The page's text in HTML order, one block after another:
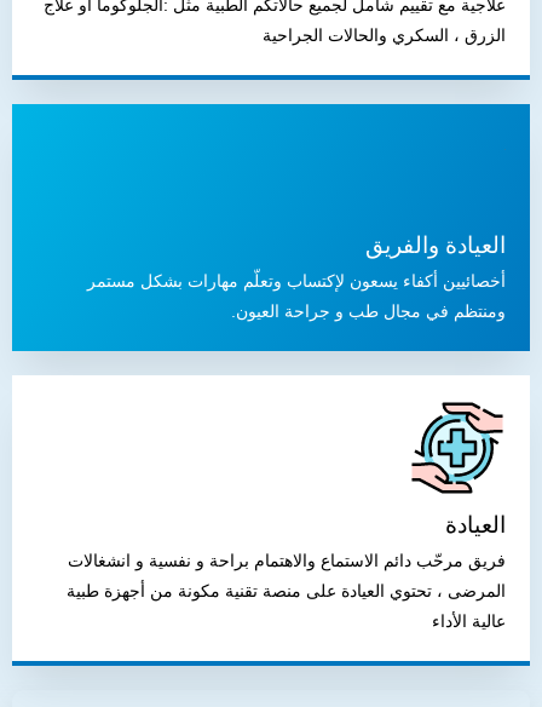
علاجية مع تقييم شامل لجميع حالاتكم الطبية مثل :الجلوكوما أو علاج
الزرق ، السكري والحالات الجراحية
العيادة والفريق
أخصائيين أكفاء يسعون لإكتساب وتعلّم مهارات بشكل مستمر
ومنتظم في مجال طب و جراحة العيون.
العيادة
فريق مرحّب دائم الاستماع والاهتمام براحة و نفسية و انشغالات
المرضى ، تحتوي العيادة على منصة تقنية مكونة من أجهزة طبية
عالية الأداء